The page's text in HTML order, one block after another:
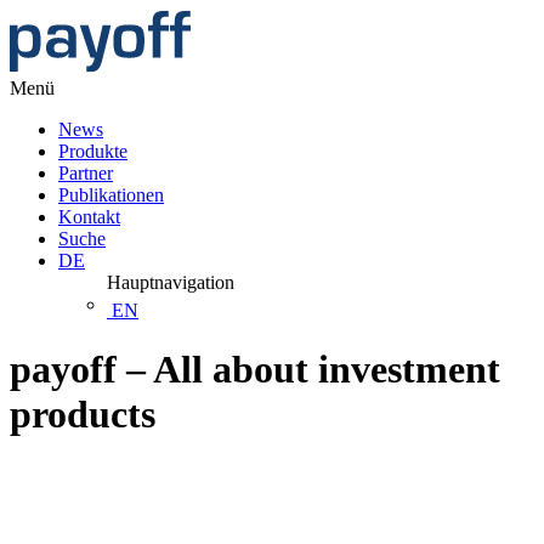
Menü
News
Produkte
Partner
Publikationen
Kontakt
Suche
DE
Hauptnavigation
EN
payoff – All about investment
products